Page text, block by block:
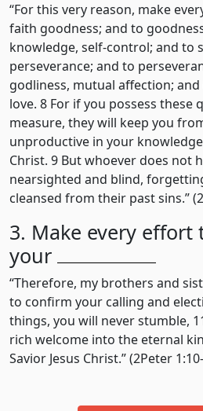
“For this very reason, make
faith goodness; and to
knowledge, self-control; and to
perseverance; and to
godliness, mutual affection;
love. 8 For if you possess these
measure, they will keep you
unproductive in your
Christ. 9 But whoever does not
nearsighted and blind,
cleansed from their past sins.”
3. Make every effort
your
“Therefore, my brothers and
to confirm your calling and
things, you will never stumble,
rich welcome into the eternal
Savior Jesus Christ.” (2Peter